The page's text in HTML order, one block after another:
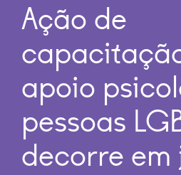
Ação de
apoio
pessoas
decorre em